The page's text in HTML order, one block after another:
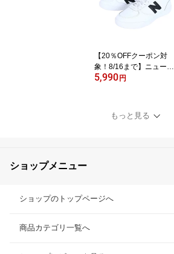
【20％OFFクーポン対
象！8/16まで】ニューバ
ランス（new balance）
A2 D スポーツ シューズ
軽量 クッション性 カジ
5,990 円
もっと見る
ショップメニュー
ショップのトップページへ
商品カテゴリ一覧へ